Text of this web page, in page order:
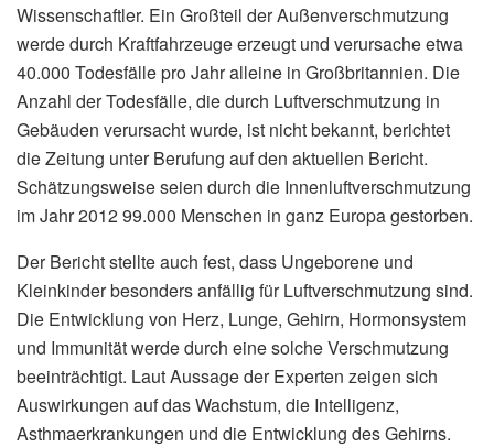
Wissenschaftler. Ein Großteil der Außenverschmutzung
werde durch Kraftfahrzeuge erzeugt und verursache etwa
40.000 Todesfälle pro Jahr alleine in Großbritannien. Die
Anzahl der Todesfälle, die durch Luftverschmutzung in
Gebäuden verursacht wurde, ist nicht bekannt, berichtet
die Zeitung unter Berufung auf den aktuellen Bericht.
Schätzungsweise seien durch die Innenluftverschmutzung
im Jahr 2012 99.000 Menschen in ganz Europa gestorben.
Der Bericht stellte auch fest, dass Ungeborene und
Kleinkinder besonders anfällig für Luftverschmutzung sind.
Die Entwicklung von Herz, Lunge, Gehirn, Hormonsystem
und Immunität werde durch eine solche Verschmutzung
beeinträchtigt. Laut Aussage der Experten zeigen sich
Auswirkungen auf das Wachstum, die Intelligenz,
Asthmaerkrankungen und die Entwicklung des Gehirns.